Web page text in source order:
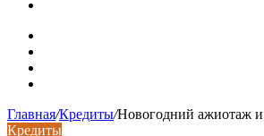
Главная/Кредиты/Новогодний ажиотаж и
Кредиты